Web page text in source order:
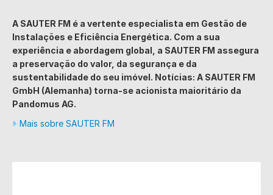
A SAUTER FM é a vertente especialista em Gestão de
Instalações e Eficiência Energética. Com a sua
experiência e abordagem global, a SAUTER FM assegura
a preservação do valor, da segurança e da
sustentabilidade do seu imóvel. Notícias: A SAUTER FM
GmbH (Alemanha) torna-se acionista maioritário da
Pandomus AG.
Mais sobre SAUTER FM